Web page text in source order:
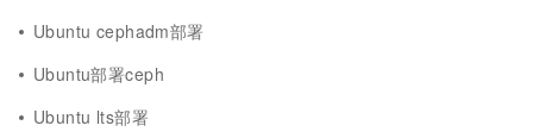
Ubuntu cephadm部署
Ubuntu部署ceph
Ubuntu lts部署